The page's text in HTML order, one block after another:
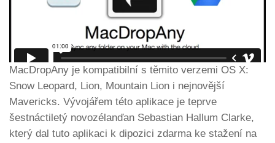
MacDropAny je kompatibilní s těmito verzemi OS X:
Snow Leopard, Lion, Mountain Lion i nejnovější
Mavericks. Vývojářem této aplikace je teprve
šestnáctiletý novozélanďan Sebastian Hallum Clarke,
který dal tuto aplikaci k dipozici zdarma ke stažení na